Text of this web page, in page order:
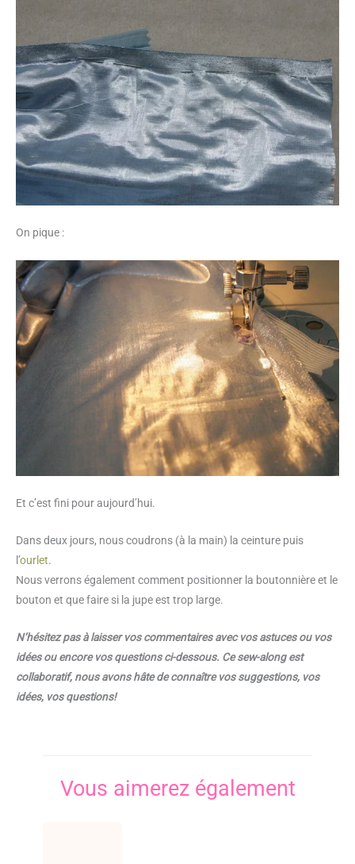
On pique :
Et c’est fini pour aujourd’hui.
Dans deux jours, nous coudrons (à la main) la ceinture puis
l’ourlet.
Nous verrons également comment positionner la boutonnière et le
bouton et que faire si la jupe est trop large.
N’hésitez pas à laisser vos commentaires avec vos astuces ou vos
idées ou encore vos questions ci-dessous. Ce sew-along est
collaboratif, nous avons hâte de connaître vos suggestions, vos
idées, vos questions!
Vous aimerez également